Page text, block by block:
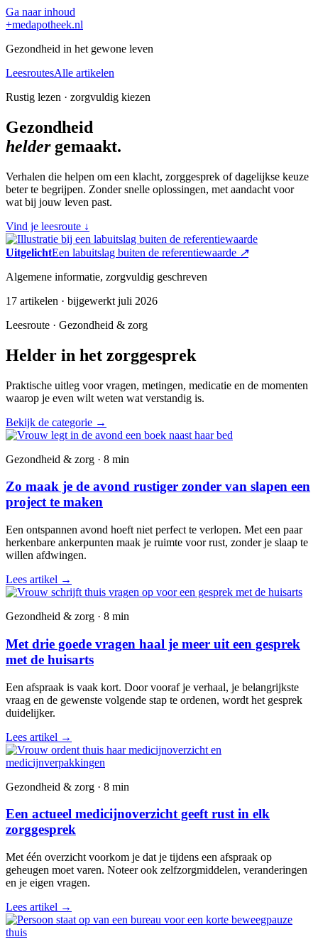
Ga naar inhoud
+medapotheek.nl
Gezondheid in het gewone leven
LeesroutesAlle artikelen
Rustig lezen · zorgvuldig kiezen
Gezondheid
heldergemaakt.
Verhalen die helpen om een klacht, zorggesprek of dagelijkse keuze
beter te begrijpen. Zonder snelle oplossingen, met aandacht voor
wat bij jouw leven past.
Vind je leesroute ↓
UitgelichtEen labuitslag buiten de referentiewaarde ↗
Algemene informatie, zorgvuldig geschreven
17 artikelen · bijgewerkt juli 2026
Leesroute · Gezondheid & zorg
Helder in het zorggesprek
Praktische uitleg voor vragen, metingen, medicatie en de momenten
waarop je even wilt weten wat verstandig is.
Bekijk de categorie →
Gezondheid & zorg · 8 min
Zo maak je de avond rustiger zonder van slapen een
project te maken
Een ontspannen avond hoeft niet perfect te verlopen. Met een paar
herkenbare ankerpunten maak je ruimte voor rust, zonder je slaap te
willen afdwingen.
Lees artikel →
Gezondheid & zorg · 8 min
Met drie goede vragen haal je meer uit een gesprek
met de huisarts
Een afspraak is vaak kort. Door vooraf je verhaal, je belangrijkste
vraag en de gewenste volgende stap te ordenen, wordt het gesprek
duidelijker.
Lees artikel →
Gezondheid & zorg · 8 min
Een actueel medicijnoverzicht geeft rust in elk
zorggesprek
Met één overzicht voorkom je dat je tijdens een afspraak op
geheugen moet varen. Noteer ook zelfzorgmiddelen, veranderingen
en je eigen vragen.
Lees artikel →